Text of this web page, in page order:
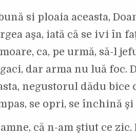
si ploaia aceasta,
aşa, iată că se ivi în
ca, pe urmă, să-l
dar arma nu luă foc.
negustorul dădu
se opri, se închină şi
că n-am ştiut ce